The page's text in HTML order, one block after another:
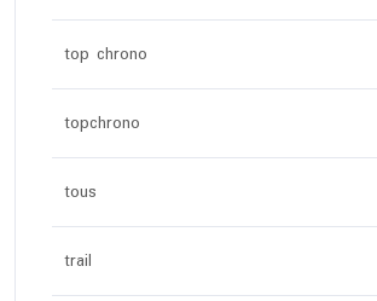
top chrono
topchrono
tous
trail